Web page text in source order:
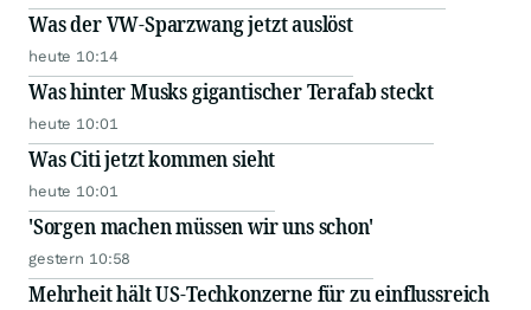
Was der VW-Sparzwang jetzt auslöst
heute 10:14
Was hinter Musks gigantischer Terafab steckt
heute 10:01
Was Citi jetzt kommen sieht
heute 10:01
'Sorgen machen müssen wir uns schon'
gestern 10:58
Mehrheit hält US-Techkonzerne für zu einflussreich